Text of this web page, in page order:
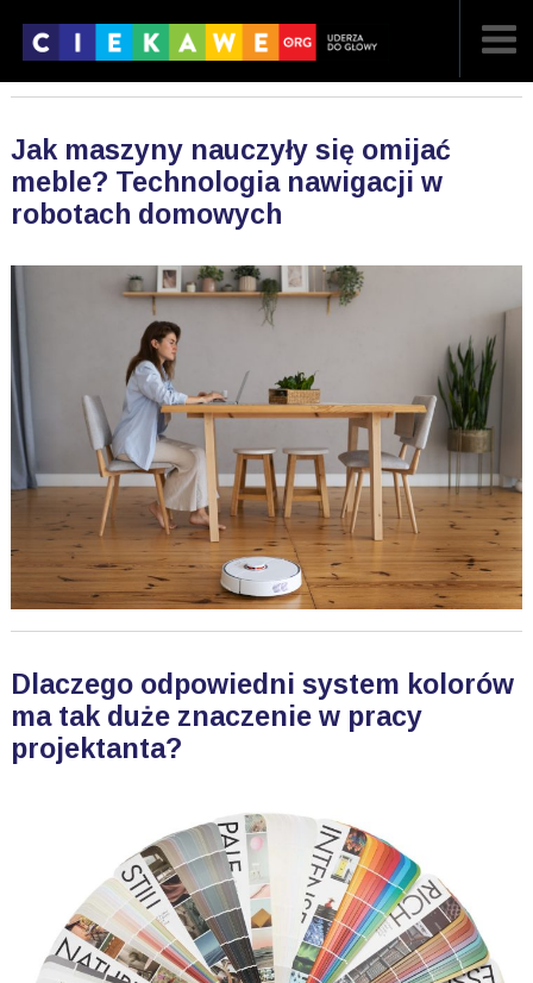
Jak maszyny nauczyły się omijać
meble? Technologia nawigacji w
robotach domowych
Dlaczego odpowiedni system kolorów
ma tak duże znaczenie w pracy
projektanta?
POPULARNE
LOSOWE
A ARTYKUŁY
FILMY
GALERIA
KONTAKT